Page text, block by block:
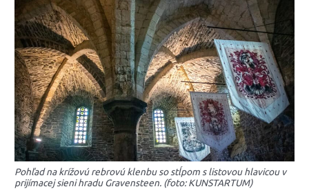
Pohľad na krížovú rebrovú klenbu so stĺpom s listovou hlavicou v
prijímacej sieni hradu Gravensteen. (foto: KUNSTARTUM)